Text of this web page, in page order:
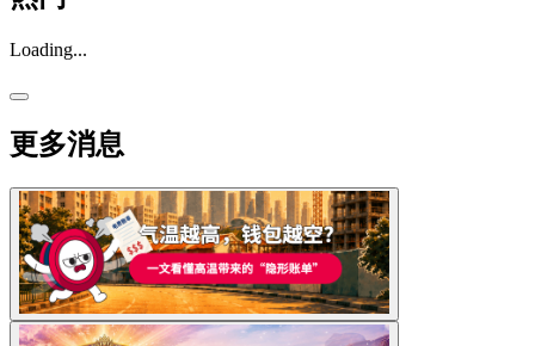
Loading...
更多消息